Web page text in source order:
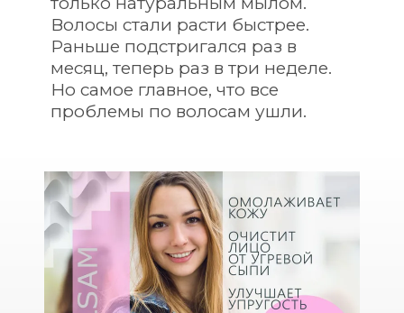
Волосы стали расти быстрее.
Раньше подстригался раз в
месяц, теперь раз в три неделе.
Но самое главное, что все
проблемы по волосам ушли.